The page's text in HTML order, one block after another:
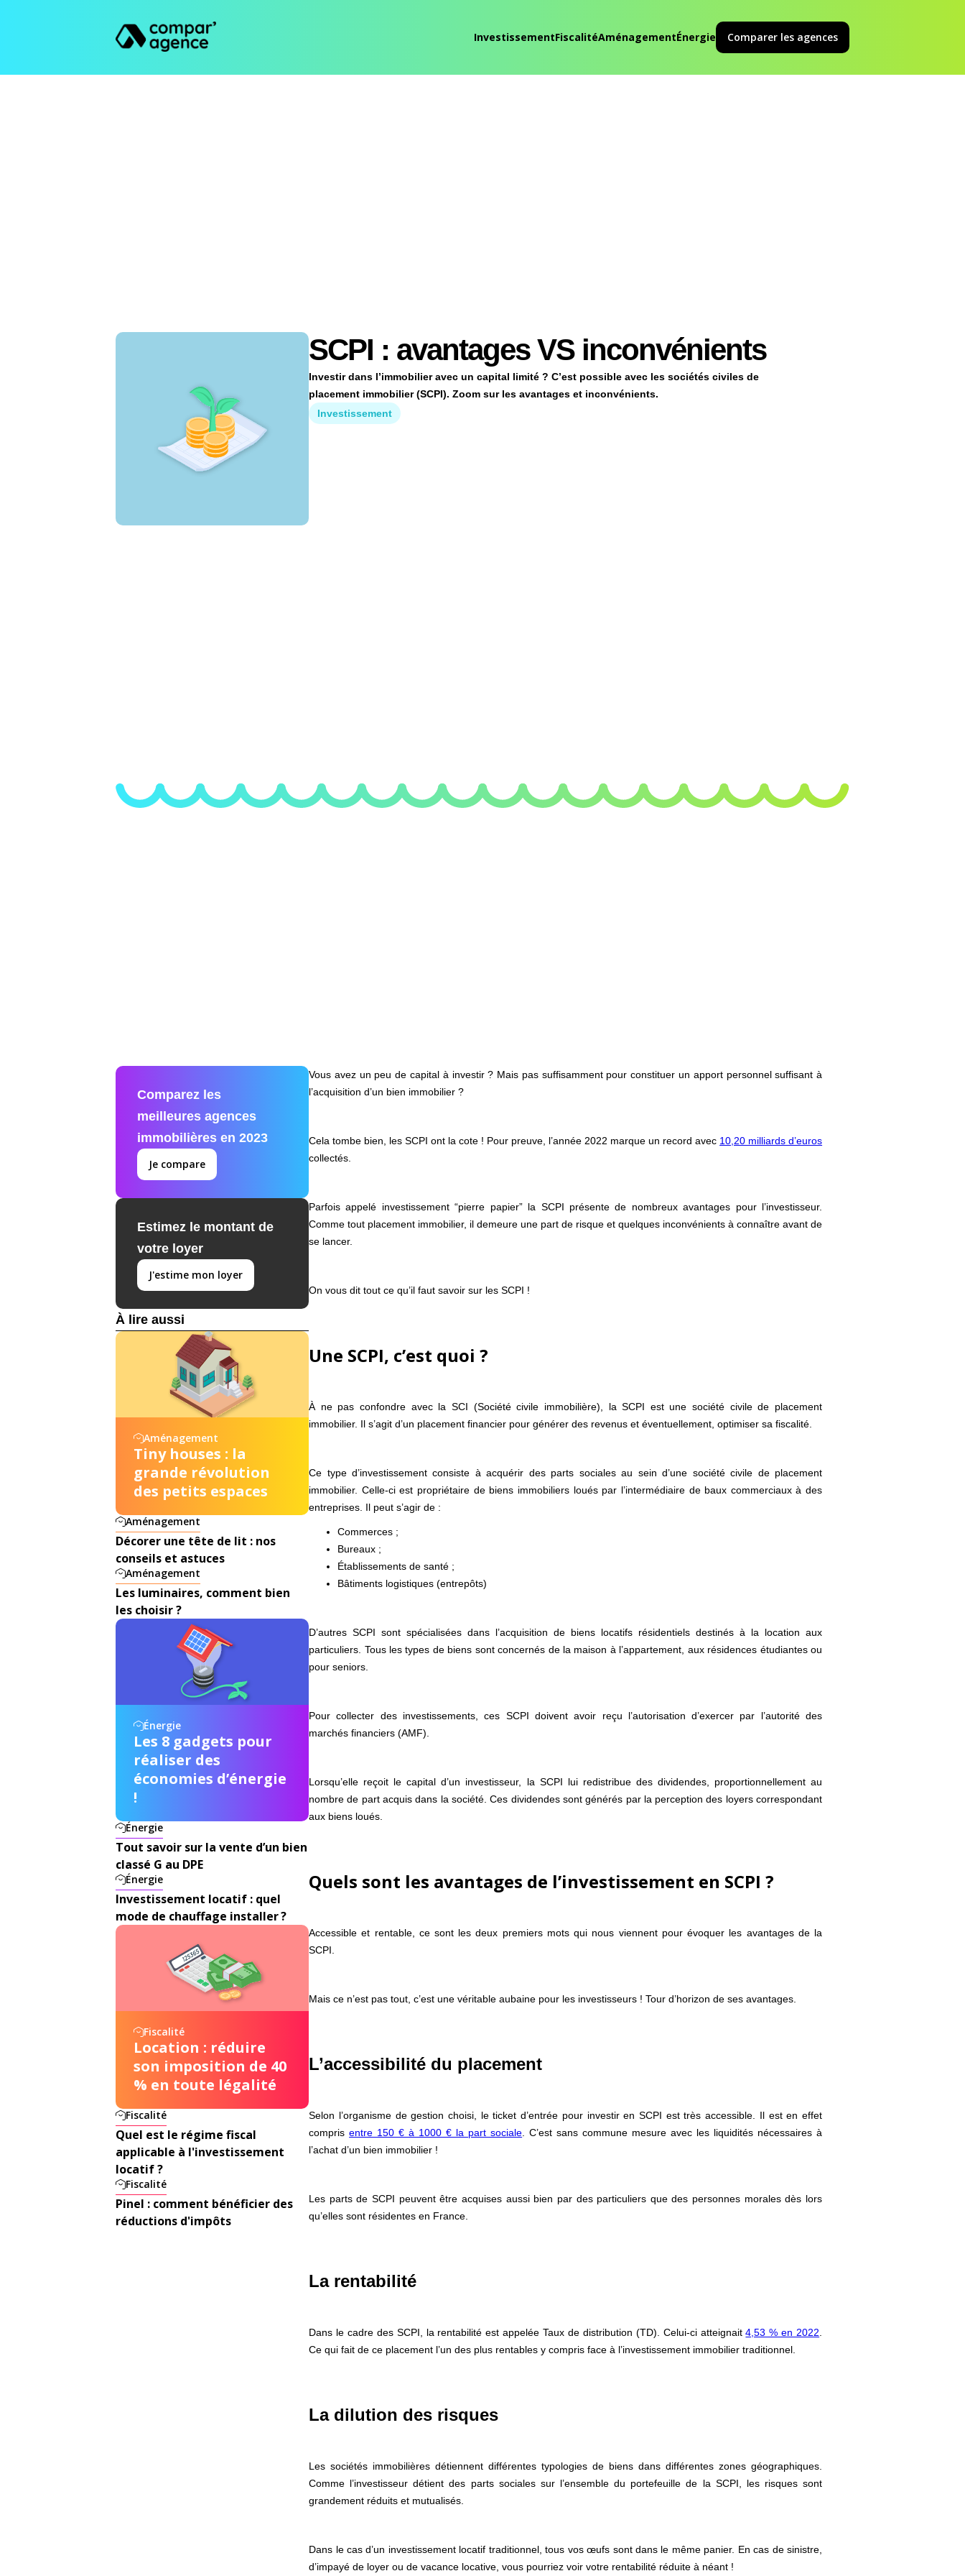
InvestissementFiscalitéAménagementÉnergie Comparer les agences
SCPI : avantages VS inconvénients
Investir dans l’immobilier avec un capital limité ? C’est possible avec les sociétés civiles de
placement immobilier (SCPI). Zoom sur les avantages et inconvénients.
Investissement
Comparez les
meilleures agences
immobilières en 2023
Je compare
Estimez le montant de
votre loyer
J'estime mon loyer
À lire aussi
Aménagement
Tiny houses : la
grande révolution
des petits espaces
Aménagement
Décorer une tête de lit : nos
conseils et astuces
Aménagement
Les luminaires, comment bien
les choisir ?
Énergie
Les 8 gadgets pour
réaliser des
économies d’énergie
!
Énergie
Tout savoir sur la vente d’un bien
classé G au DPE
Énergie
Investissement locatif : quel
mode de chauffage installer ?
Fiscalité
Location : réduire
son imposition de 40
% en toute légalité
Fiscalité
Quel est le régime fiscal
applicable à l'investissement
locatif ?
Fiscalité
Pinel : comment bénéficier des
réductions d'impôts
Vous avez un peu de capital à investir ? Mais pas suffisamment pour constituer un apport personnel suffisant à
l’acquisition d’un bien immobilier ?
Cela tombe bien, les SCPI ont la cote ! Pour preuve, l’année 2022 marque un record avec 10,20 milliards d’euros
collectés.
Parfois appelé investissement “pierre papier” la SCPI présente de nombreux avantages pour l’investisseur.
Comme tout placement immobilier, il demeure une part de risque et quelques inconvénients à connaître avant de
se lancer.
On vous dit tout ce qu’il faut savoir sur les SCPI !
Une SCPI, c’est quoi ?
À ne pas confondre avec la SCI (Société civile immobilière), la SCPI est une société civile de placement
immobilier. Il s’agit d’un placement financier pour générer des revenus et éventuellement, optimiser sa fiscalité.
Ce type d’investissement consiste à acquérir des parts sociales au sein d’une société civile de placement
immobilier. Celle-ci est propriétaire de biens immobiliers loués par l’intermédiaire de baux commerciaux à des
entreprises. Il peut s’agir de :
Commerces ;
Bureaux ;
Établissements de santé ;
Bâtiments logistiques (entrepôts)
D’autres SCPI sont spécialisées dans l’acquisition de biens locatifs résidentiels destinés à la location aux
particuliers. Tous les types de biens sont concernés de la maison à l’appartement, aux résidences étudiantes ou
pour seniors.
Pour collecter des investissements, ces SCPI doivent avoir reçu l’autorisation d’exercer par l’autorité des
marchés financiers (AMF).
Lorsqu’elle reçoit le capital d’un investisseur, la SCPI lui redistribue des dividendes, proportionnellement au
nombre de part acquis dans la société. Ces dividendes sont générés par la perception des loyers correspondant
aux biens loués.
Quels sont les avantages de l’investissement en SCPI ?
Accessible et rentable, ce sont les deux premiers mots qui nous viennent pour évoquer les avantages de la
SCPI.
Mais ce n’est pas tout, c’est une véritable aubaine pour les investisseurs ! Tour d’horizon de ses avantages.
L’accessibilité du placement
Selon l’organisme de gestion choisi, le ticket d’entrée pour investir en SCPI est très accessible. Il est en effet
comprisentre 150 € à 1000 € la part sociale . C’est sans commune mesure avec les liquidités nécessaires à
l’achat d’un bien immobilier !
Les parts de SCPI peuvent être acquises aussi bien par des particuliers que des personnes morales dès lors
qu’elles sont résidentes en France.
La rentabilité
Dans le cadre des SCPI, la rentabilité est appelée Taux de distribution (TD). Celui-ci atteignait4,53 % en 2022
Ce qui fait de ce placement l’un des plus rentables y compris face à l’investissement immobilier traditionnel.
La dilution des risques
Les sociétés immobilières détiennent différentes typologies de biens dans différentes zones géographiques.
Comme l’investisseur détient des parts sociales sur l’ensemble du portefeuille de la SCPI, les risques sont
grandement réduits et mutualisés.
Dans le cas d’un investissement locatif traditionnel, tous vos œufs sont dans le même panier. En cas de sinistre,
d’impayé de loyer ou de vacance locative, vous pourriez voir votre rentabilité réduite à néant !